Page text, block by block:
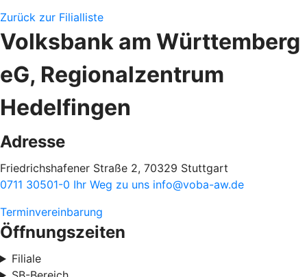
Zurück zur Filialliste
Volksbank am Württemberg
eG, Regionalzentrum
Hedelfingen
Adresse
Friedrichshafener Straße 2, 70329 Stuttgart
0711 30501-0 Ihr Weg zu uns info@voba-aw.de
Terminvereinbarung
Öffnungszeiten
Filiale